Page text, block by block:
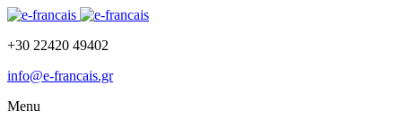
+30 22420 49402
info@e-francais.gr
Menu